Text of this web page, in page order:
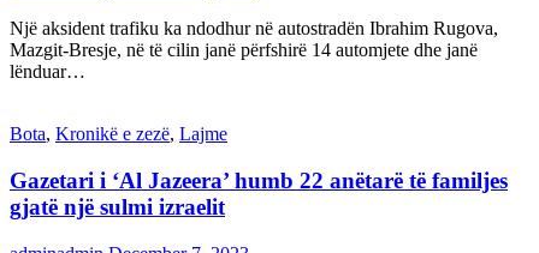
Një aksident trafiku ka ndodhur në autostradën Ibrahim Rugova,
Mazgit-Bresje, në të cilin janë përfshirë 14 automjete dhe janë
lënduar…
Bota, Kronikë e zezë, Lajme
Gazetari i ‘Al Jazeera’ humb 22 anëtarë të familjes
gjatë një sulmi izraelit